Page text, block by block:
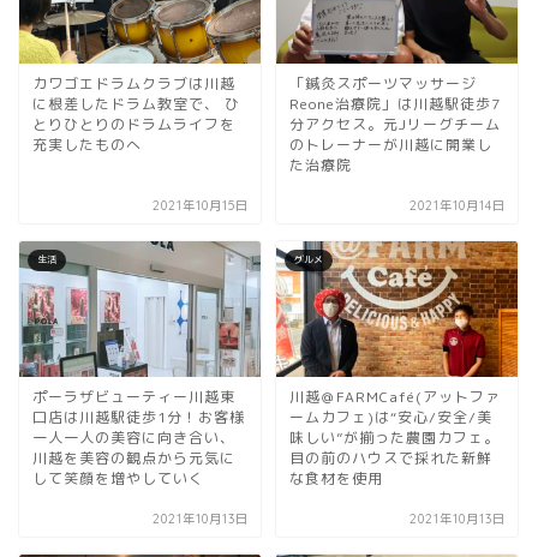
カワゴエドラムクラブは川越
に根差したドラム教室で、 ひ
とりひとりのドラムライフを
充実したものへ
2021年10月15日
「鍼灸スポーツマッサージ
Reone治療院」は川越駅徒歩7
分アクセス。元Jリーグチーム
のトレーナーが川越に開業し
た治療院
2021年10月14日
生活
ポーラザビューティー川越東
口店は川越駅徒歩1分！お客様
一人一人の美容に向き合い、
川越を美容の観点から元気に
して笑顔を増やしていく
2021年10月13日
グルメ
川越＠FARMCafé(アットファ
ームカフェ)は“安心/安全/美
味しい”が揃った農園カフェ。
目の前のハウスで採れた新鮮
な食材を使用
2021年10月13日